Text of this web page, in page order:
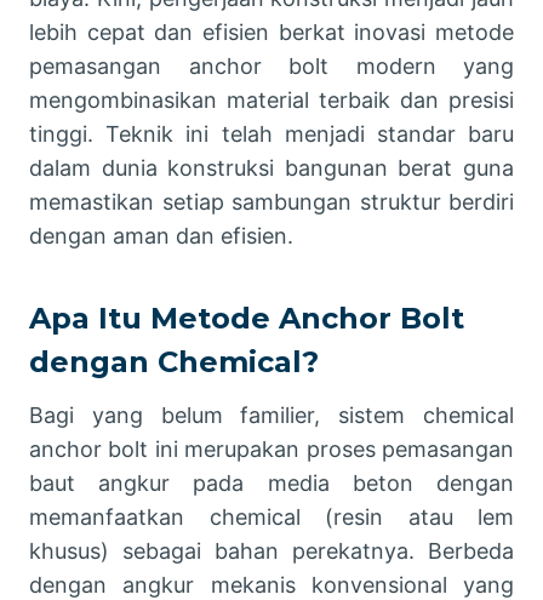
lebih cepat dan efisien berkat inovasi metode
pemasangan anchor bolt modern yang
mengombinasikan material terbaik dan presisi
tinggi. Teknik ini telah menjadi standar baru
dalam dunia konstruksi bangunan berat guna
memastikan setiap sambungan struktur berdiri
dengan aman dan efisien.
Apa Itu Metode Anchor Bolt
dengan Chemical?
Bagi yang belum familier, sistem chemical
anchor bolt ini merupakan proses pemasangan
baut angkur pada media beton dengan
memanfaatkan chemical (resin atau lem
khusus) sebagai bahan perekatnya. Berbeda
dengan angkur mekanis konvensional yang